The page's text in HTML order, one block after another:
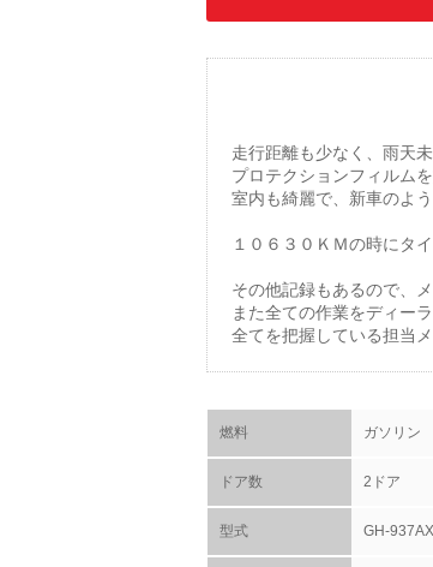
走行距離も少なく、雨天
プロテクションフィルム
室内も綺麗で、新車のよ
１０６３０ＫＭの時にタ
その他記録もあるので、
また全ての作業をディー
全てを把握している担当
燃料 ガソリン
ドア数 2ドア
型式 GH-